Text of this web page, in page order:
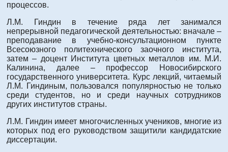
процессов.
Л.М. Гиндин в течение ряда лет занимался
непрерывной педагогической деятельностью: вначале –
преподавание в учебно-консультационном пункте
Всесоюзного политехнического заочного института,
затем – доцент Института цветных металлов им. М.И.
Калинина, далее – профессор Новосибирского
государственного университета. Курс лекций, читаемый
Л.М. Гиндиным, пользовался популярностью не только
среди студентов, но и среди научных сотрудников
других институтов страны.
Л.М. Гиндин имеет многочисленных учеников, многие из
которых под его руководством защитили кандидатские
диссертации.